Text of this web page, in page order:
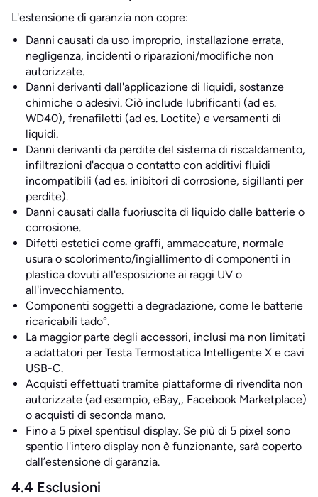
L'estensione di garanzia non copre:
Danni causati da uso improprio, installazione errata,
negligenza, incidenti o riparazioni/modifiche non
autorizzate.
Danni derivanti dall'applicazione di liquidi, sostanze
chimiche o adesivi. Ciò include lubrificanti (ad es.
WD40), frenafiletti (ad es. Loctite) e versamenti di
liquidi.
Danni derivanti da perdite del sistema di riscaldamento,
infiltrazioni d'acqua o contatto con additivi fluidi
incompatibili (ad es. inibitori di corrosione, sigillanti per
perdite).
Danni causati dalla fuoriuscita di liquido dalle batterie o
corrosione.
Difetti estetici come graffi, ammaccature, normale
usura o scolorimento/ingiallimento di componenti in
plastica dovuti all'esposizione ai raggi UV o
all'invecchiamento.
Componenti soggetti a degradazione, come le batterie
ricaricabili tado°.
La maggior parte degli accessori, inclusi ma non limitati
a adattatori per Testa Termostatica Intelligente X e cavi
USB-C.
Acquisti effettuati tramite piattaforme di rivendita non
autorizzate (ad esempio, eBay,, Facebook Marketplace)
o acquisti di seconda mano.
Fino a 5 pixel spentisul display. Se più di 5 pixel sono
spentio l'intero display non è funzionante, sarà coperto
dall’estensione di garanzia.
4.4 Esclusioni